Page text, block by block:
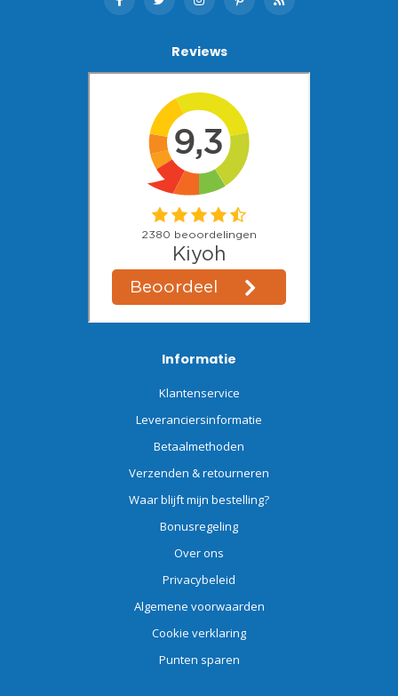
Reviews
Informatie
Klantenservice
Leveranciersinformatie
Betaalmethoden
Verzenden & retourneren
Waar blijft mijn bestelling?
Bonusregeling
Over ons
Privacybeleid
Algemene voorwaarden
Cookie verklaring
Punten sparen